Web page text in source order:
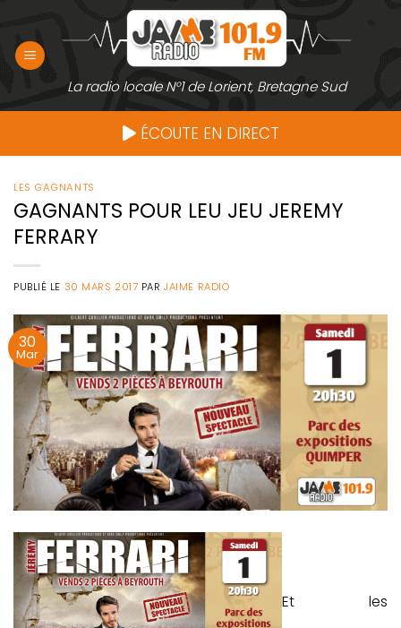
contenu
La radio locale N°1 de Lorient, Bretagne Sud
ÉCOUTE EN DIRECT
LES GAGNANTS
GAGNANTS POUR LEU JEU JEREMY
FERRARY
PUBLIÉ LE 30 MARS 2017 PARJAIME RADIO
30
Mar
Et les